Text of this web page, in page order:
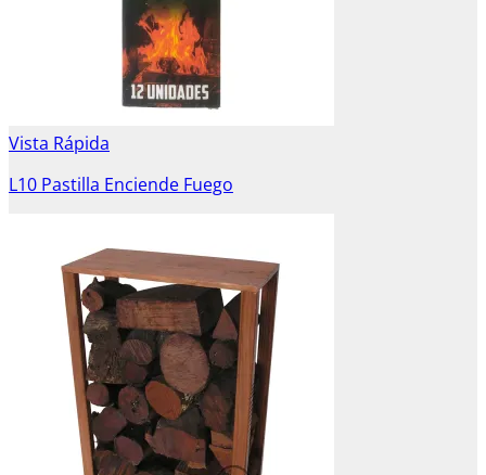
Vista Rápida
L10 Pastilla Enciende Fuego